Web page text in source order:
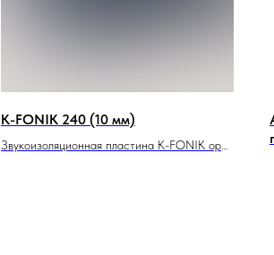
K-FONIK 240 (10 мм)
Звукоизоляционная пластина K-FONIK open